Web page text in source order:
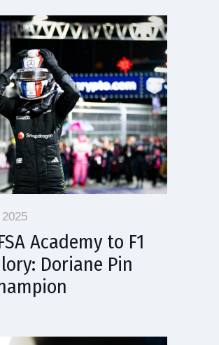
Academy to F1
Doriane Pin